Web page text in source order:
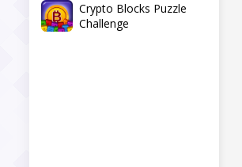
Crypto Blocks Puzzle
Challenge